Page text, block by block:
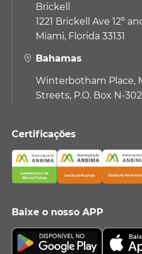
Brickell
1221 Brickell Ave 12º
Miami, Florida 33131
Bahamas
Winterbotham Place,
Streets, P.O. Box N-
Certificações
Baixe o nosso APP